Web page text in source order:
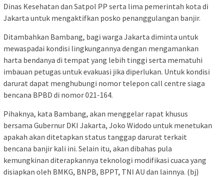
Dinas Kesehatan dan Satpol PP serta lima pemerintah kota di
Jakarta untuk mengaktifkan posko penanggulangan banjir.
Ditambahkan Bambang, bagi warga Jakarta diminta untuk
mewaspadai kondisi lingkungannya dengan mengamankan
harta bendanya di tempat yang lebih tinggi serta mematuhi
imbauan petugas untuk evakuasi jika diperlukan. Untuk kondisi
darurat dapat menghubungi nomor telepon call centre siaga
bencana BPBD di nomor 021-164.
Pihaknya, kata Bambang, akan menggelar rapat khusus
bersama Gubernur DKI Jakarta, Joko Widodo untuk menetukan
apakah akan ditetapkan status tanggap darurat terkait
bencana banjir kali ini. Selain itu, akan dibahas pula
kemungkinan diterapkannya teknologi modifikasi cuaca yang
disiapkan oleh BMKG, BNPB, BPPT, TNI AU dan lainnya. (bj)